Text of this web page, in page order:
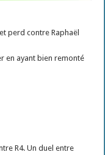
perd contre Raphaël
en ayant bien remonté
R4. Un duel entre